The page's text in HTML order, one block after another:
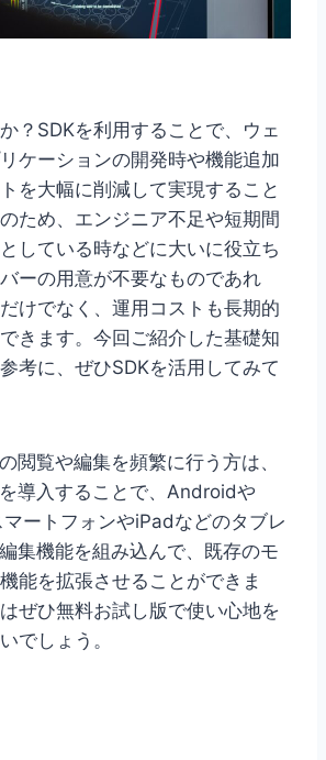
？SDKを利用することで、ウェ
ケーションの開発時や機能追加
を大幅に削減して実現すること
ため、エンジニア不足や短期間
している時などに大いに役立ち
ーの用意が不要なものであれ
けでなく、運用コストも長期的
きます。今回ご紹介した基礎知
考に、ぜひSDKを活用してみて
閲覧や編集を頻繁に行う方は、
導入することで、Androidや
ートフォンやiPadなどのタブレ
集機能を組み込んで、既存のモ
能を拡張させることができま
ぜひ無料お試し版で使い心地を
でしょう。